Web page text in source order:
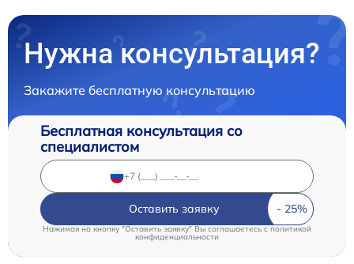
Нужна консультация?
Закажите бесплатную консультацию
Бесплатная консультация со
специалистом
Оставить заявку
Нажимая на кнопку "Оставить заявку" Вы соглашаетесь cполитикой
конфиденциальности